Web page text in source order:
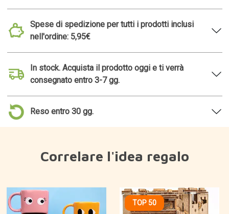
Tazza con scomparto
per biscotti
12,95€
Cluebox: la macchina
Perché ci piace?